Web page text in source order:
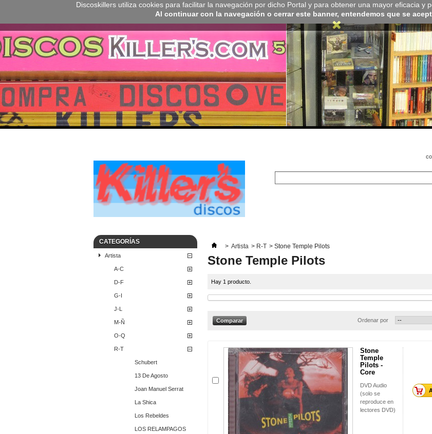
Discoskillers utiliza cookies para facilitar la navegación por dicho Portal y para obtener una mayor eficacia y
Al continuar con la navegación o cerrar este banner, entendemos que se
CATEGORÍAS
Artista
A-C
D-F
G-I
J-L
M-Ñ
O-Q
R-T
Schubert
13 De Agosto
Joan Manuel Serrat
La Shica
Los Rebeldes
LOS RELAMPAGOS
> Artista > R-T > Stone Temple Pilots
Stone Temple Pilots
Hay 1 producto.
Ordenar por
Stone
Temple
Pilots -
Core
DVD Audio
(solo se
reproduce en
lectores DVD)